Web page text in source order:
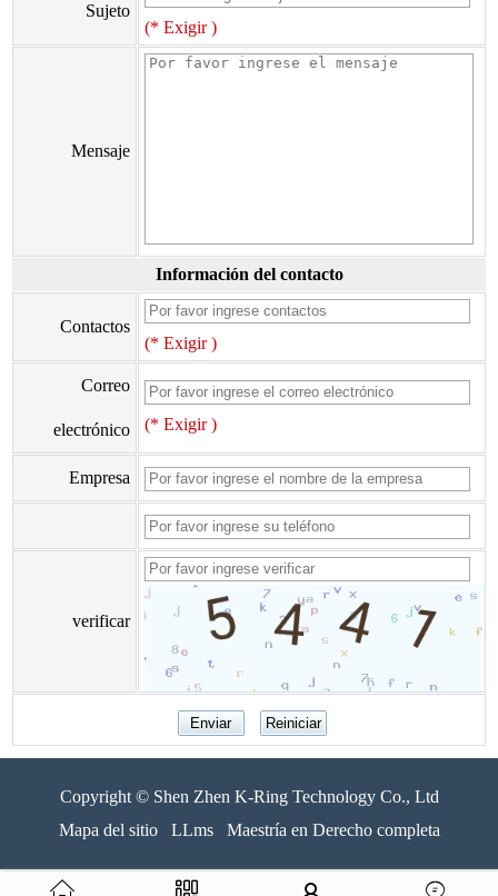
Sujeto
(* Exigir )
Mensaje
Información del contacto
Contactos
(* Exigir )
Correo
electrónico (* Exigir )
Empresa
verificar
Copyright © Shen Zhen K-Ring Technology Co., Ltd
Mapa del sitio
LLms Maestría en Derecho completa